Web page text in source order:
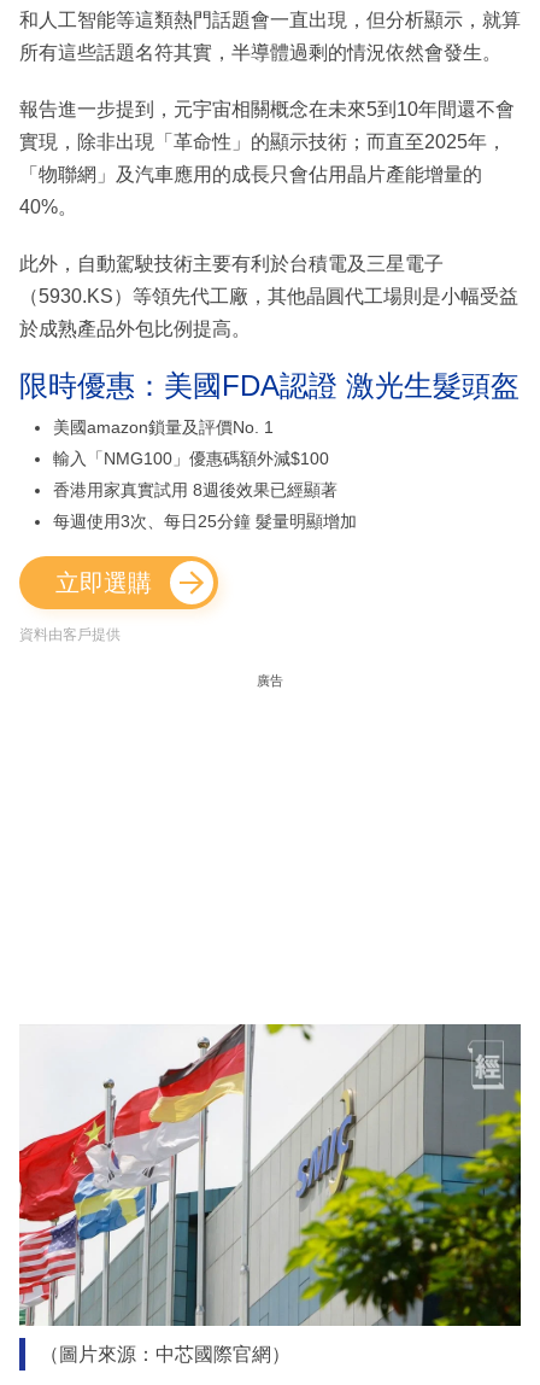
和人工智能等這類熱門話題會一直出現，但分析顯示，就算
所有這些話題名符其實，半導體過剩的情況依然會發生。
報告進一步提到，元宇宙相關概念在未來5到10年間還不會
實現，除非出現「革命性」的顯示技術；而直至2025年，
「物聯網」及汽車應用的成長只會佔用晶片產能增量的
40%。
此外，自動駕駛技術主要有利於台積電及三星電子
（5930.KS）等領先代工廠，其他晶圓代工場則是小幅受益
於成熟產品外包比例提高。
限時優惠：美國FDA認證 激光生髮頭盔
美國amazon鎖量及評價No. 1
輸入「NMG100」優惠碼額外減$100
香港用家真實試用 8週後效果已經顯著
每週使用3次、每日25分鐘 髮量明顯增加
立即選購
資料由客戶提供
廣告
（圖片來源：中芯國際官網）